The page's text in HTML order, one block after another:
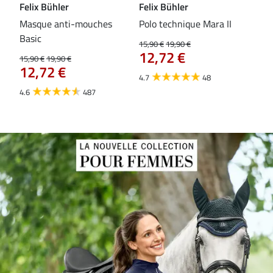
Felix Bühler
Masque anti-mouches
Basic
15,90 €19,90 €
12,72 €
4.6 487
Felix Bühler
Polo technique Mara II
15,90 €19,90 €
12,72 €
4.7 48